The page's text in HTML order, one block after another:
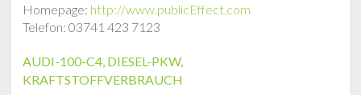
Homepage: http://www.publicEffect.com
Telefon: 03741 423 7123
AUDI-100-C4, DIESEL-PKW,
KRAFTSTOFFVERBRAUCH